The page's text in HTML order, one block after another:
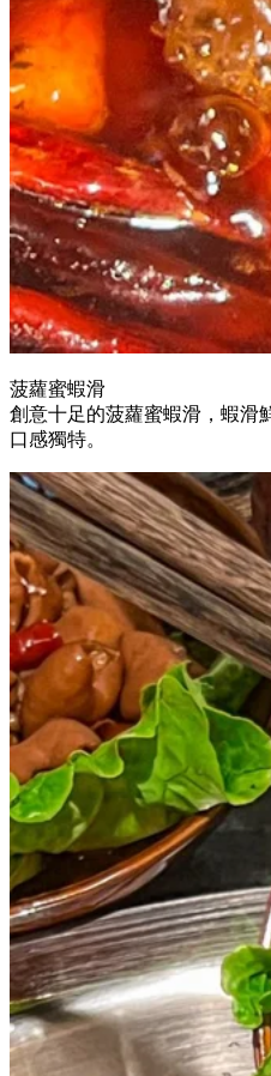
菠蘿蜜蝦滑
創意十足的菠蘿蜜蝦滑，蝦滑
口感獨特。